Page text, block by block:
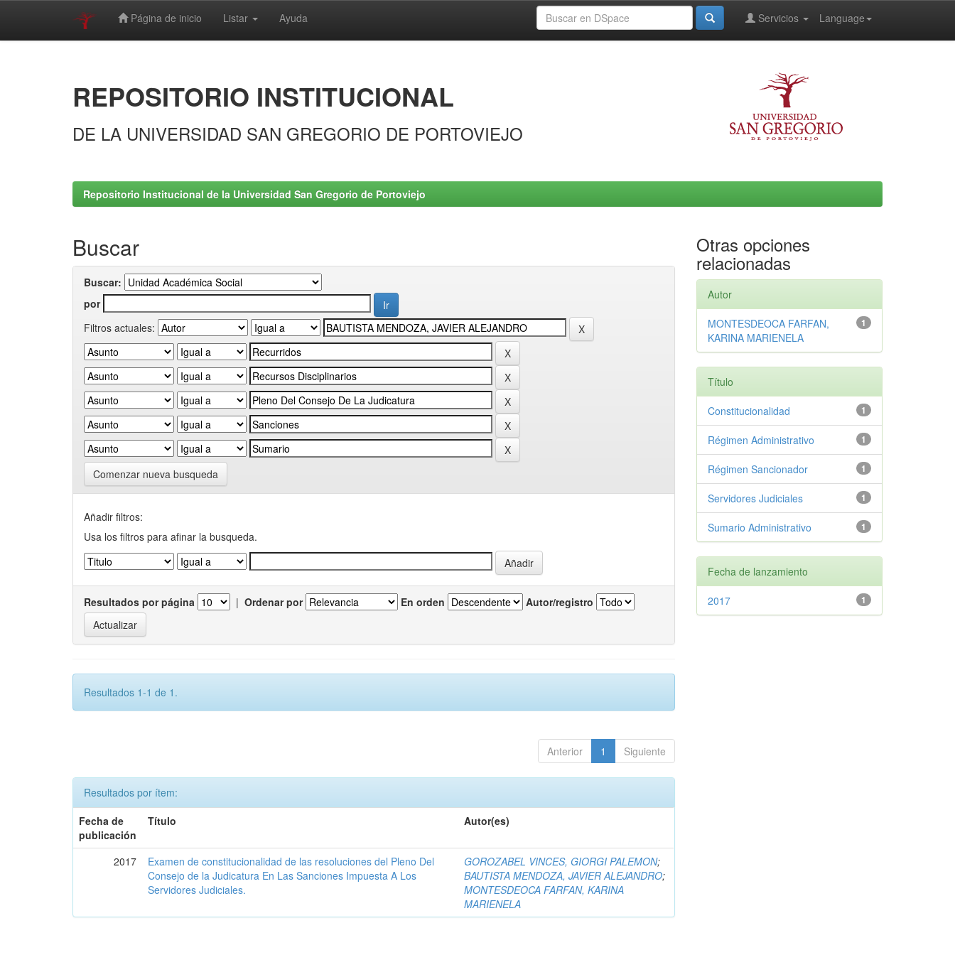
Página de inicio Listar Ayuda Language
Servicios
REPOSITORIO INSTITUCIONAL
DE LA UNIVERSIDAD SAN GREGORIO DE PORTOVIEJO
Repositorio Institucional de la Universidad San Gregorio de Portoviejo
Buscar
Buscar:
por
Filtros actuales:
Comenzar nueva busqueda
Añadir filtros:
Usa los filtros para afinar la busqueda.
Resultados por página | Ordenar por En orden Autor/registro
Resultados 1-1 de 1.
Anterior 1 Siguiente
Resultados por ítem:
Fecha de
publicación
Título Autor(es)
2017
Examen de constitucionalidad de las resoluciones del Pleno Del
Consejo de la Judicatura En Las Sanciones Impuesta A Los
Servidores Judiciales.
GOROZABEL VINCES, GIORGI PALEMON;
BAUTISTA MENDOZA, JAVIER ALEJANDRO;
MONTESDEOCA FARFAN, KARINA
MARIENELA
Otras opciones
relacionadas
Autor
1
MONTESDEOCA FARFAN,
KARINA MARIENELA
Título
1
Constitucionalidad
1
Régimen Administrativo
1
Régimen Sancionador
1
Servidores Judiciales
1
Sumario Administrativo
Fecha de lanzamiento
1
2017